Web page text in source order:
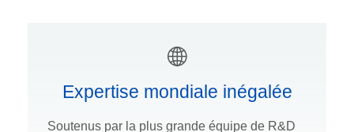
Expertise mondiale inégalée
Soutenus par la plus grande équipe de R&D